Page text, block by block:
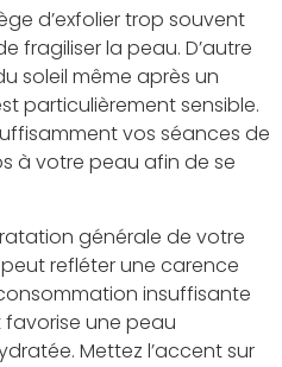
d’exfolier trop souvent
fragiliser la peau. D’autre
soleil même après un
particulièrement sensible.
vos séances de
à votre peau afin de se
générale de votre
refléter une carence
insuffisante
favorise une peau
Mettez l’accent sur